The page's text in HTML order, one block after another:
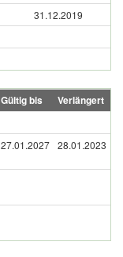
31.12.2019
Gültig bis Verlängert
27.01.2027 28.01.2023